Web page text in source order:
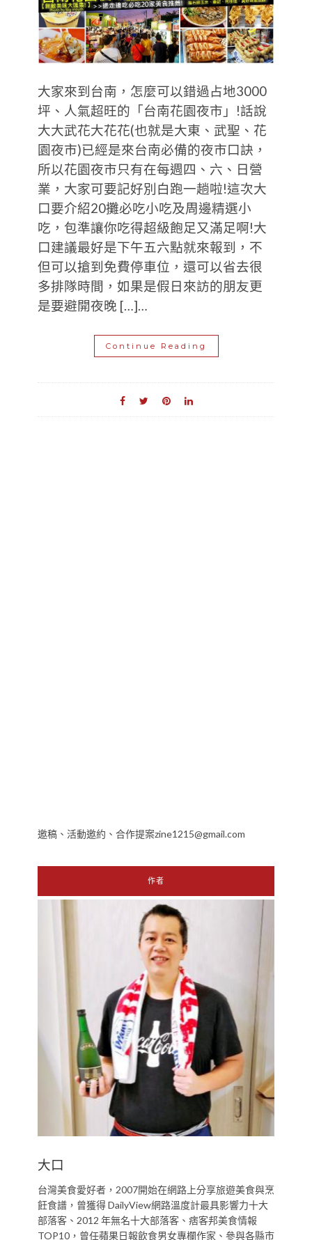
大家來到台南，怎麼可以錯過占地3000
坪、人氣超旺的「台南花園夜市」!話說
大大武花大花花(也就是大東、武聖、花
園夜市)已經是來台南必備的夜市口訣，
所以花園夜市只有在每週四、六、日營
業，大家可要記好別白跑一趟啦!這次大
口要介紹20攤必吃小吃及周邊精選小
吃，包準讓你吃得超級飽足又滿足啊!大
口建議最好是下午五六點就來報到，不
但可以搶到免費停車位，還可以省去很
多排隊時間，如果是假日來訪的朋友更
是要避開夜晚 […]…
Continue Reading
邀稿、活動邀約、合作提案zine1215@gmail.com
作者
大口
台灣美食愛好者，2007開始在網路上分享旅遊美食與烹
飪食譜，曾獲得 DailyView網路溫度計最具影響力十大
部落客、2012 年無名十大部落客、痞客邦美食情報
TOP10，曾任蘋果日報飲食男女專欄作家、參與各縣市